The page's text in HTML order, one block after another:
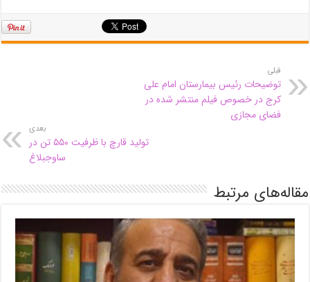
قبلی
توضیحات رئیس بیمارستان امام علی
کرج در خصوص فیلم منتشر شده در
فضای مجازی
بعدی
تولید قارچ با ظرفیت ۵۵۰ تن در
ساوجبلاغ
مقاله‌های مرتبط